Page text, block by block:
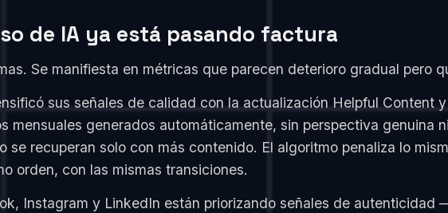
de IA ya está pasando factura
Se manifiesta en métricas que parecen deterioro gradual pero
sus señales de calidad con la actualización Helpful Content
generados automáticamente, sin perspectiva genuina
se recuperan solo con más contenido. El algoritmo penaliza lo
orden, con las mismas transiciones.
Instagram y LinkedIn están priorizando señales de